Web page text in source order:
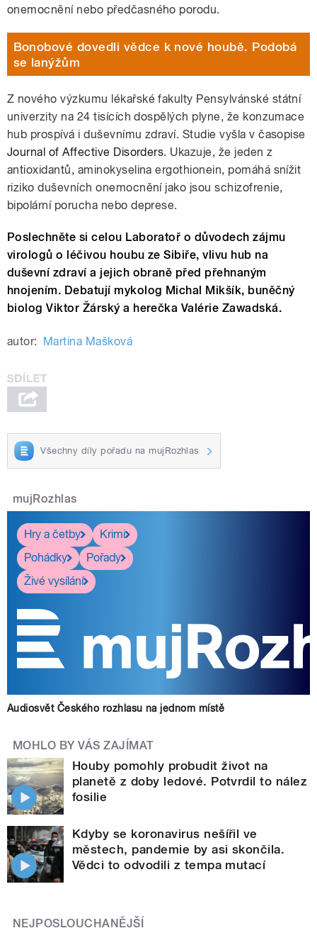
onemocnění nebo předčasného porodu.
Bonobové dovedli vědce k nové houbě. Podobá
se lanýžům
Z nového výzkumu lékařské fakulty Pensylvánské státní
univerzity na 24 tisících dospělých plyne, že konzumace
hub prospívá i duševnímu zdraví. Studie vyšla v časopise
Journal of Affective Disorders. Ukazuje, že jeden z
antioxidantů, aminokyselina ergothionein, pomáhá snížit
riziko duševních onemocnění jako jsou schizofrenie,
bipolární porucha nebo deprese.
Poslechněte si celou Laboratoř o důvodech zájmu
virologů o léčivou houbu ze Sibiře, vlivu hub na
duševní zdraví a jejich obraně před přehnaným
hnojením. Debatují mykolog Michal Mikšík, buněčný
biolog Viktor Žárský a herečka Valérie Zawadská.
autor: Martina Mašková
Všechny díly pořadu na mujRozhlas
mujRozhlas
Hry a četby
Krimi
Pohádky
Pořady
Živé vysílání
Audiosvět Českého rozhlasu na jednom místě
MOHLO BY VÁS ZAJÍMAT
Houby pomohly probudit život na
planetě z doby ledové. Potvrdil to nález
fosilie
Kdyby se koronavirus nešířil ve
městech, pandemie by asi skončila.
Vědci to odvodili z tempa mutací
NEJPOSLOUCHANĚJŠÍ